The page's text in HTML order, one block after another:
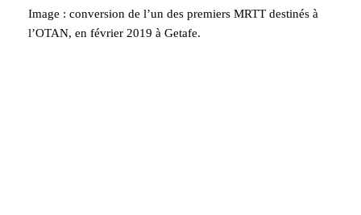
Image : conversion de l’un des premiers MRTT destinés à
l’OTAN, en février 2019 à Getafe.